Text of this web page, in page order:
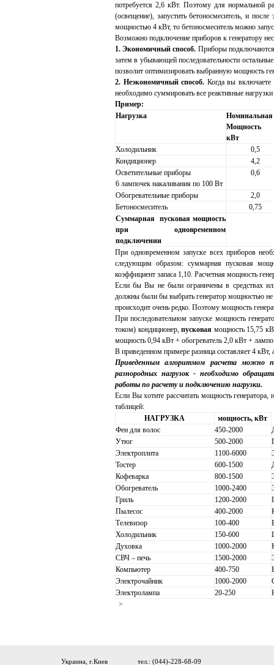
потребуется 2,6 кВт. Поэтому для нормальной
(освещение), запустить бетоносмеситель, и
мощностью 4 кВт, то бетоносмеситель можно
Возможно подключение приборов к генератору
1. Экономичный способ. Приборы подключаются
затем в убывающей последовательности
позволит оптимизировать выбранную мощность
2. Неэкономичный способ. Когда вы включаете
необходимо суммировать все реактивные
Пример:
Нагрузка
Номинальная
Мощность
кВт
Холодильник
0,5
Кондиционер
4,2
Осветительные приборы
6 лампочек накаливания по 100 Вт
0,6
Обогревательные приборы
2,0
Бетоносмеситель
0,75
Суммарная пусковая мощность
при одновременном
подключении
При одновременном запуске всех приборов
следующим образом: суммарная пусковая
коэффициент запаса 1,10. Расчетная мощность
Если бы Вы не были ограничены в средствах
должны были бы выбрать генератор мощностью не
происходит очень редко. Поэтому мощность
При последовательном запуске мощность
током) кондиционер,пусковая мощность 15,75
мощность 0,94 кВт + обогреватель 2,0 кВт +
В приведенном примере разница составляет 4 кВт,
Приведенным алгоритмом расчета можно
разнородных нагрузок - необходимо
работы по расчету и подключению нагрузки.
Если Вы хотите рассчитать мощность
таблицей:
НАГРУЗКА
мощность, кВт
Фен для волос
450-2000
Утюг
500-2000
Электроплита
1100-6000
Тостер
600-1500
Кофеварка
800-1500
Обогреватель
1000-2400
Гриль
1200-2000
Пылесос
400-2000
Телевизор
100-400
Холодильник
150-600
Духовка
1000-2000
СВЧ – печь
1500-2000
Компьютер
400-750
Электрочайник
1000-2000
Электролампа
20-250
>
Украина, г.Киев
тел.: (044)-228-68-09